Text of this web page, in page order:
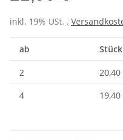
inkl. 19% USt. ,
ab
2 20,40
4
19,40